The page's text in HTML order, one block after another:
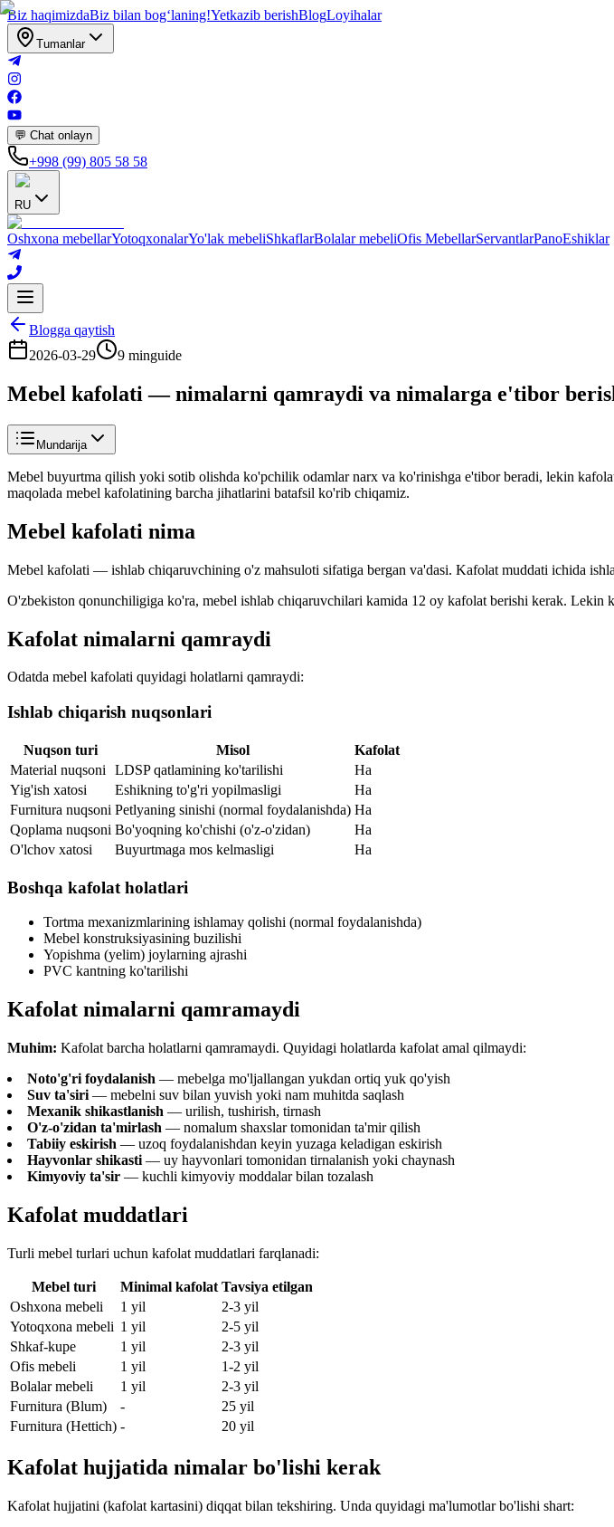
Biz haqimizdaBiz bilan bogʻlaning!Yetkazib berishBlogLoyihalar
Tumanlar
💬 Chat onlayn
+998 (99) 805 58 58
RU
Oshxona mebellarYotoqxonalarYo'lak mebeliShkaflarBolalar mebeliOfis MebellarServantlarPanoEshiklar
Blogga qaytish
2026-03-29
9 minguide
Mebel kafolati — nimalarni qamraydi va nimalarga e'tibor
Mundarija
Mebel buyurtma qilish yoki sotib olishda ko'pchilik odamlar narx va ko'rinishga e'tibor beradi, lekin
maqolada mebel kafolatining barcha jihatlarini batafsil ko'rib chiqamiz.
Mebel kafolati nima
Mebel kafolati — ishlab chiqaruvchining o'z mahsuloti sifatiga bergan va'dasi. Kafolat muddati ichida
O'zbekiston qonunchiligiga ko'ra, mebel ishlab chiqaruvchilari kamida 12 oy kafolat berishi kerak.
Kafolat nimalarni qamraydi
Odatda mebel kafolati quyidagi holatlarni qamraydi:
Ishlab chiqarish nuqsonlari
Nuqson turi Misol
Kafolat
Material nuqsoni
LDSP qatlamining ko'tarilishi
Ha
Yig'ish xatosi
Eshikning to'g'ri yopilmasligi
Ha
Furnitura nuqsoni Petlyaning sinishi (normal foydalanishda) Ha
Qoplama nuqsoni Bo'yoqning ko'chishi (o'z-o'zidan)
Ha
O'lchov xatosi
Buyurtmaga mos kelmasligi Ha
Boshqa kafolat holatlari
Tortma mexanizmlarining ishlamay qolishi (normal foydalanishda)
Mebel konstruksiyasining buzilishi
Yopishma (yelim) joylarning ajrashi
PVC kantning ko'tarilishi
Kafolat nimalarni qamramaydi
Muhim: Kafolat barcha holatlarni qamramaydi. Quyidagi holatlarda kafolat amal qilmaydi:
Noto'g'ri foydalanish — mebelga mo'ljallangan yukdan ortiq yuk qo'yish
Suv ta'siri — mebelni suv bilan yuvish yoki nam muhitda saqlash
Mexanik shikastlanish — urilish, tushirish, tirnash
O'z-o'zidan ta'mirlash — nomalum shaxslar tomonidan ta'mir qilish
Tabiiy eskirish — uzoq foydalanishdan keyin yuzaga keladigan eskirish
Hayvonlar shikasti — uy hayvonlari tomonidan tirnalanish yoki chaynash
Kimyoviy ta'sir — kuchli kimyoviy moddalar bilan tozalash
Kafolat muddatlari
Turli mebel turlari uchun kafolat muddatlari farqlanadi:
Mebel turi Minimal kafolat Tavsiya etilgan
Oshxona mebeli
1 yil
2-3 yil
Yotoqxona mebeli 1 yil
2-5 yil
Shkaf-kupe
1 yil
2-3 yil
Ofis mebeli
1 yil
1-2 yil
Bolalar mebeli
1 yil
2-3 yil
Furnitura (Blum)
-
25 yil
Furnitura (Hettich) - 20 yil
Kafolat hujjatida nimalar bo'lishi kerak
Kafolat hujjatini (kafolat kartasini) diqqat bilan tekshiring. Unda quyidagi ma'lumotlar bo'lishi shart: